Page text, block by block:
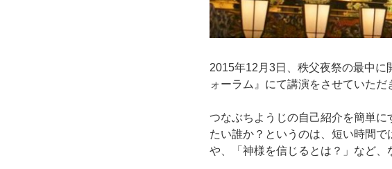
2015年12月3日、秩父夜祭の最中
ォーラム』にて講演をさせていただ
つなぶちようじの自己紹介を簡単
たい誰か？というのは、短い時間で
や、「神様を信じるとは？」など、